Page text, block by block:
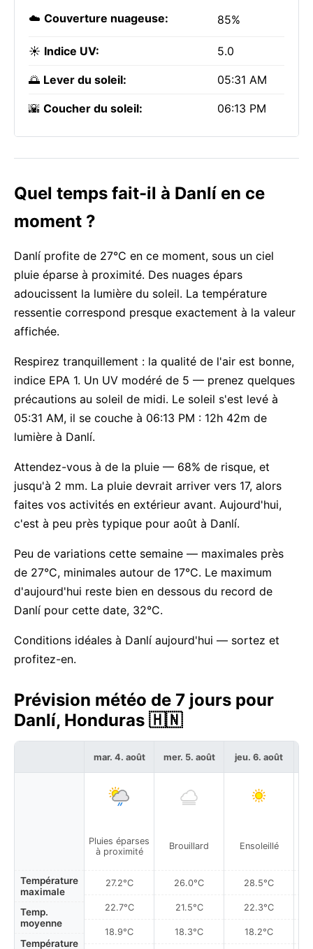
☁️ Couverture nuageuse: 85%
☀️ Indice UV: 5.0
🌅 Lever du soleil: 05:31 AM
🌇 Coucher du soleil: 06:13 PM
Quel temps fait-il à Danlí en ce
moment ?
Danlí profite de 27°C en ce moment, sous un ciel
pluie éparse à proximité. Des nuages épars
adoucissent la lumière du soleil. La température
ressentie correspond presque exactement à la valeur
affichée.
Respirez tranquillement : la qualité de l'air est bonne,
indice EPA 1. Un UV modéré de 5 — prenez quelques
précautions au soleil de midi. Le soleil s'est levé à
05:31 AM, il se couche à 06:13 PM : 12h 42m de
lumière à Danlí.
Attendez-vous à de la pluie — 68% de risque, et
jusqu'à 2 mm. La pluie devrait arriver vers 17, alors
faites vos activités en extérieur avant. Aujourd'hui,
c'est à peu près typique pour août à Danlí.
Peu de variations cette semaine — maximales près
de 27°C, minimales autour de 17°C. Le maximum
d'aujourd'hui reste bien en dessous du record de
Danlí pour cette date, 32°C.
Conditions idéales à Danlí aujourd'hui — sortez et
profitez-en.
Prévision météo de 7 jours pour
Danlí, Honduras 🇭🇳
Température
maximale
Temp.
moyenne
Température
mar. 4. août
Pluies éparses
à proximité
27.2°C
22.7°C
18.9°C
mer. 5. août
Brouillard
26.0°C
21.5°C
18.3°C
jeu. 6. août
Ensoleillé
28.5°C
22.3°C
18.2°C